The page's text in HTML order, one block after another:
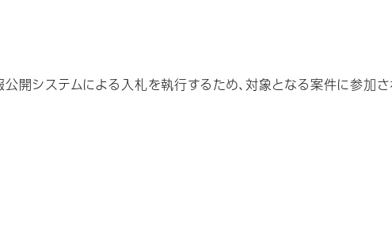
開システムによる入札を執行するため、対象となる案件に参加